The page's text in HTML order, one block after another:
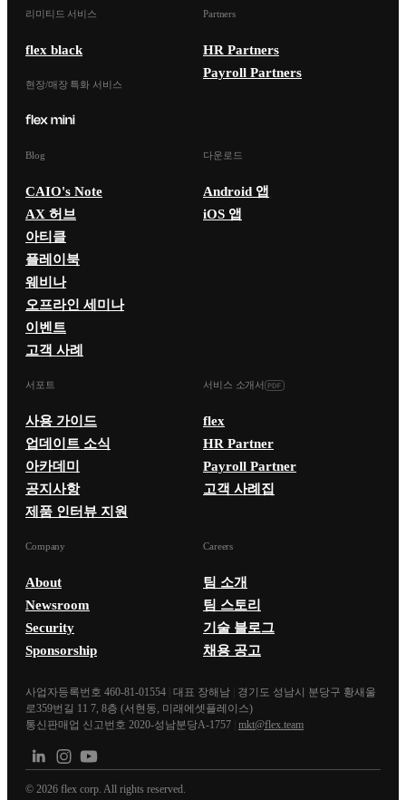
리미티드 서비스
flex black
현장/매장 특화 서비스
Partners
HR Partners
Payroll Partners
Blog
CAIO's Note
AX 허브
아티클
플레이북
웨비나
오프라인 세미나
이벤트
고객 사례
다운로드
Android 앱
iOS 앱
서포트
사용 가이드
업데이트 소식
아카데미
공지사항
제품 인터뷰 지원
서비스 소개서
flex
HR Partner
Payroll Partner
고객 사례집
Company
About
Newsroom
Security
Sponsorship
Careers
팀 소개
팀 스토리
기술 블로그
채용 공고
사업자등록번호 460-81-01554 대표 장해남
경기도 성남시 분당구 황새울
로359번길 11 7, 8층 (서현동, 미래에셋플레이스)
통신판매업 신고번호 2020-성남분당A-1757 mkt@flex.team
© 2026 flex corp. All rights reserved.